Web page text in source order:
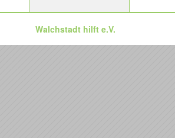
Walchstadt hilft e.V.